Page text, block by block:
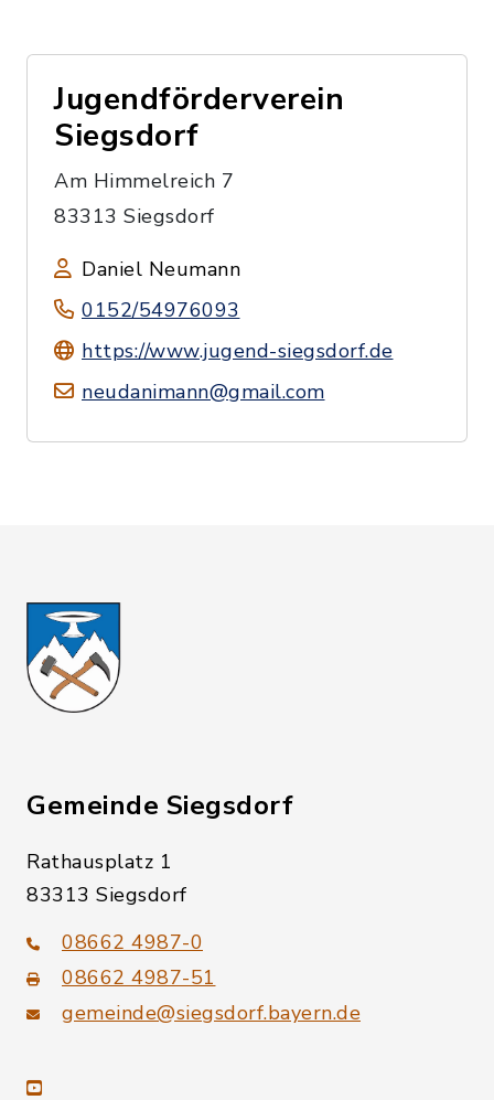
Jugendförderverein
Siegsdorf
Am Himmelreich 7
83313 Siegsdorf
Daniel Neumann
0152/54976093
https://www.jugend-siegsdorf.de
neudanimann@gmail.com
Gemeinde Siegsdorf
Rathausplatz 1
83313 Siegsdorf
08662 4987-0
08662 4987-51
gemeinde@siegsdorf.bayern.de
youtube